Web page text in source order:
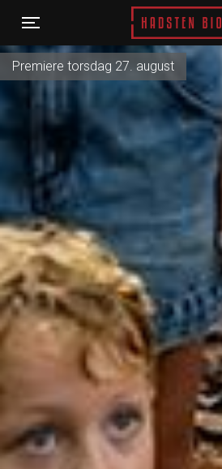
Toggle navigation
Hadsten Bio
Premiere torsdag 27. august